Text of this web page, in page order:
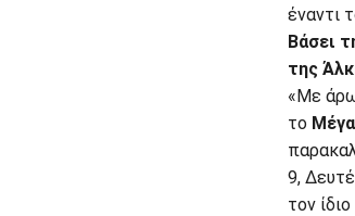
έναντι
Βάσει
της
«Με
το
9,
τον